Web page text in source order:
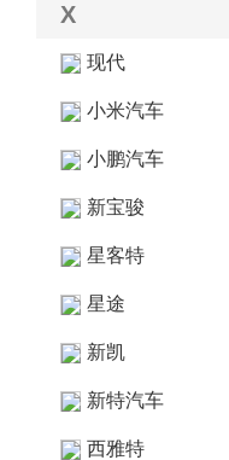
X
现代
小米汽车
小鹏汽车
新宝骏
星客特
星途
新凯
新特汽车
西雅特